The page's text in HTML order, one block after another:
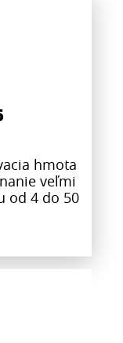
hmota
veľmi
od 4 do 50